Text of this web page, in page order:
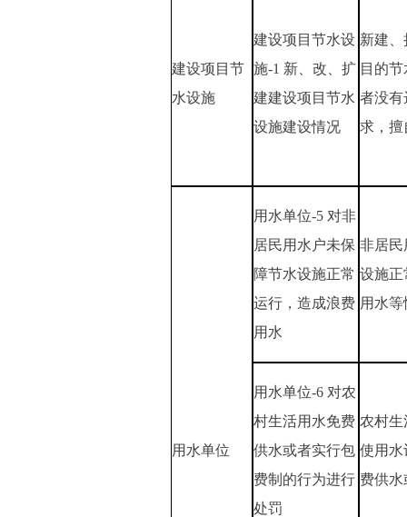
建设项目节
水设施
建设项目节水设
施-1 新、改、扩
建建设项目节水
设施建设情况
新建
目的
者没有
求，擅
用水单位
用水单位-5 对非
居民用水户未保
障节水设施正常
运行，造成浪费
用水
非居民
设施正
用水
用水单位-6 对农
村生活用水免费
供水或者实行包
费制的行为进行
处罚
农村生
使用水
费供